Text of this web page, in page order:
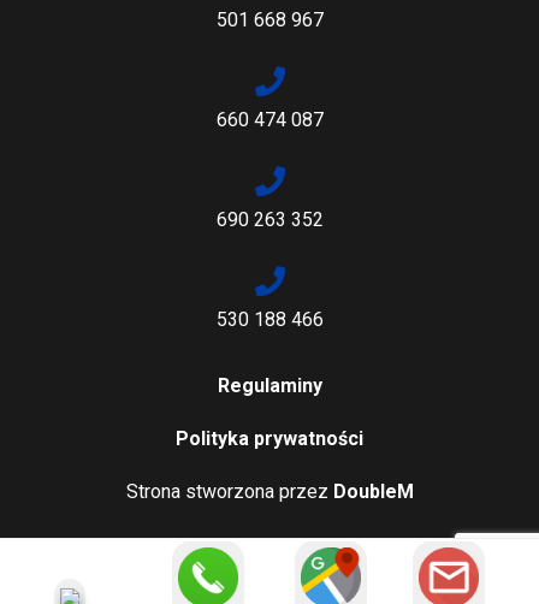
501 668 967
660 474 087
690 263 352
530 188 466
Regulaminy
Polityka prywatności
Strona stworzona przez DoubleM